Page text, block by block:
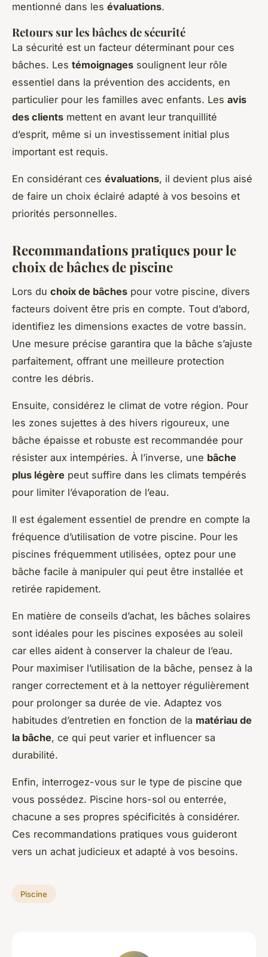
mentionné dans les évaluations.
Retours sur les bâches de sécurité
La sécurité est un facteur déterminant pour ces
bâches. Les témoignages soulignent leur rôle
essentiel dans la prévention des accidents, en
particulier pour les familles avec enfants. Les avis
des clients mettent en avant leur tranquillité
d’esprit, même si un investissement initial plus
important est requis.
En considérant ces évaluations, il devient plus aisé
de faire un choix éclairé adapté à vos besoins et
priorités personnelles.
Recommandations pratiques pour le
choix de bâches de piscine
Lors du choix de bâches pour votre piscine, divers
facteurs doivent être pris en compte. Tout d’abord,
identifiez les dimensions exactes de votre bassin.
Une mesure précise garantira que la bâche s’ajuste
parfaitement, offrant une meilleure protection
contre les débris.
Ensuite, considérez le climat de votre région. Pour
les zones sujettes à des hivers rigoureux, une
bâche épaisse et robuste est recommandée pour
résister aux intempéries. À l’inverse, une bâche
plus légère peut suffire dans les climats tempérés
pour limiter l’évaporation de l’eau.
Il est également essentiel de prendre en compte la
fréquence d’utilisation de votre piscine. Pour les
piscines fréquemment utilisées, optez pour une
bâche facile à manipuler qui peut être installée et
retirée rapidement.
En matière de conseils d’achat, les bâches solaires
sont idéales pour les piscines exposées au soleil
car elles aident à conserver la chaleur de l’eau.
Pour maximiser l’utilisation de la bâche, pensez à la
ranger correctement et à la nettoyer régulièrement
pour prolonger sa durée de vie. Adaptez vos
habitudes d’entretien en fonction de la matériau de
la bâche, ce qui peut varier et influencer sa
durabilité.
Enfin, interrogez-vous sur le type de piscine que
vous possédez. Piscine hors-sol ou enterrée,
chacune a ses propres spécificités à considérer.
Ces recommandations pratiques vous guideront
vers un achat judicieux et adapté à vos besoins.
Piscine